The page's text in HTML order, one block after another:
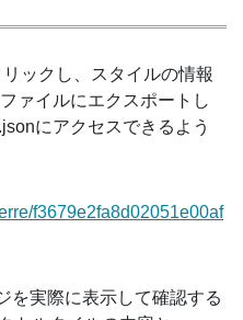
ックし、スタイルの情報
ァイルにエクスポートし
にアクセスできるよう
f3679e2fa8d02051e00af
を実際に表示して確認する